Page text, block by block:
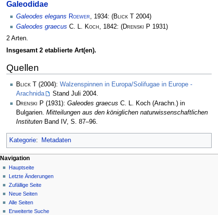
Galeodidae
Galeodes elegans Roewer, 1934: (Blick T
2004)
Galeodes graecus C. L. Koch , 1842: (Drenski P 1931)
2 Arten.
Insgesamt 2 etablierte Art(en).
Quellen
Blick T (2004): Walzenspinnen in Europa/Solifugae in Europe -
Arachnida
Stand Juli 2004.
Drenski P (1931): Galeodes graecus C. L. Koch (Arachn.) in
Bulgarien. Mitteilungen aus den königlichen naturwissenschaftlichen
Instituten Band IV, S. 87–96.
Kategorie: Metadaten
Navigation
Hauptseite
Letzte Änderungen
Zufällige Seite
Neue Seiten
Alle Seiten
Erweiterte Suche